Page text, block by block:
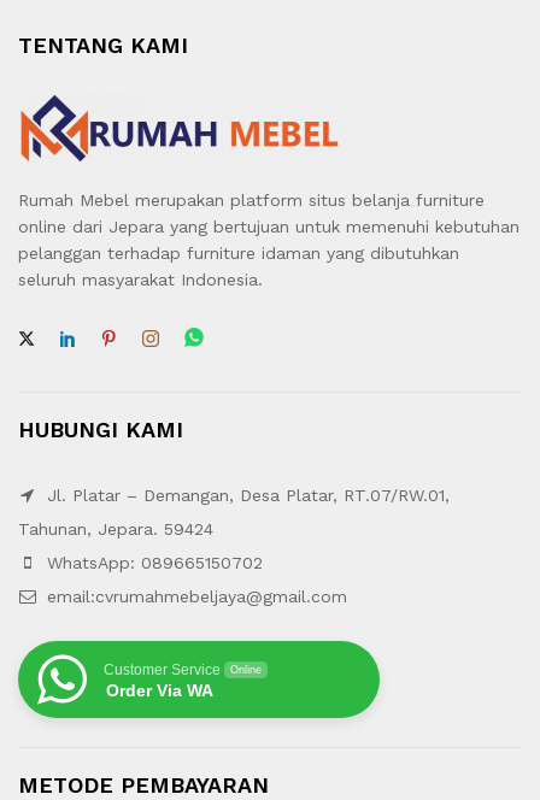
TENTANG KAMI
Rumah Mebel merupakan platform situs belanja furniture
online dari Jepara yang bertujuan untuk memenuhi kebutuhan
pelanggan terhadap furniture idaman yang dibutuhkan
seluruh masyarakat Indonesia.
HUBUNGI KAMI
Jl. Platar – Demangan, Desa Platar, RT.07/RW.01,
Tahunan, Jepara. 59424
WhatsApp: 089665150702
email:cvrumahmebeljaya@gmail.com
Customer Service Online
Order Via WA
METODE PEMBAYARAN